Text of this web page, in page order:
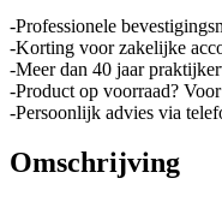
-Professionele
-Korting voor zakelijke
-Meer dan 40 jaar
-Product op voorraad?
-Persoonlijk advies via
Omschrijving